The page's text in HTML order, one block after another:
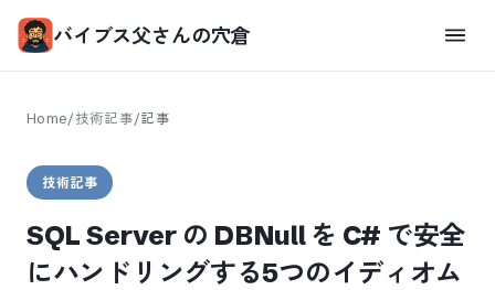
バイブス父さんの穴倉
Home/技術記事/記事
技術記事
SQL Server の DBNull を C# で安全
にハンドリングする5つのイディオム